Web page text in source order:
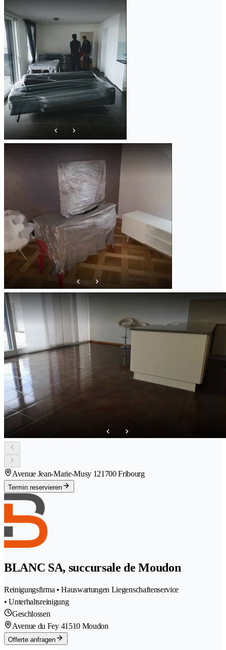
Avenue Jean-Marie-Musy 121700 Fribourg
Termin reservieren
BLANC SA, succursale de Moudon
Reinigungsfirma • Hauswartungen Liegenschaftenservice
• Unterhaltsreinigung
Geschlossen
Avenue du Fey 41510 Moudon
Offerte anfragen